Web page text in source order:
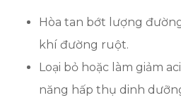
Hòa tan bớt lượng
khí đường ruột.
Loại bỏ hoặc làm giảm
năng hấp thụ dinh